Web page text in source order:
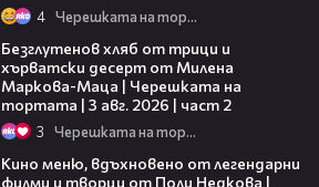
4 Черешката на тортата
Безглутенов хляб от трици и
хърватски десерт от Милена
Маркова-Маца | Черешката на
тортата | 3 авг. 2026 | част 2
3 Черешката на тортата
Кино меню, вдъхновено от легендарни
филми и творци от Поли Недкова |